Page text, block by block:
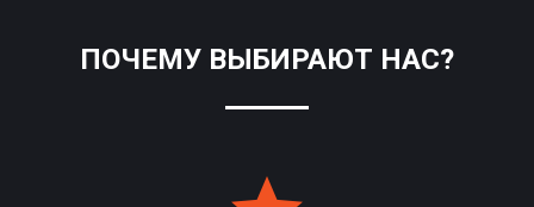
ПОЧЕМУ ВЫБИРАЮТ НАС?